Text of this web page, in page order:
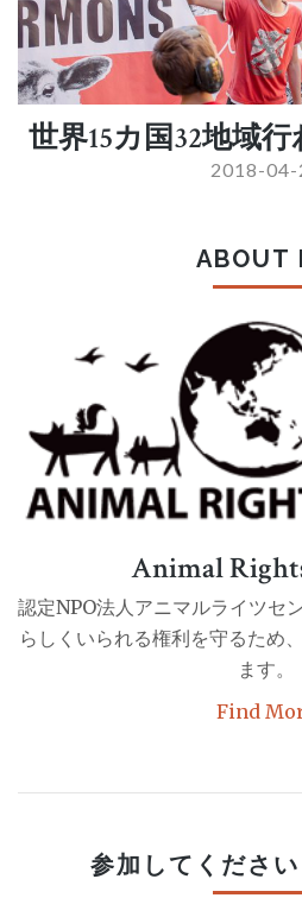
世界15カ国32地域
2018-04-
ABOUT
Animal
認定NPO法人アニマルライツセ
らしくいられる権利を守るため
ます。
Find
参加してくださ